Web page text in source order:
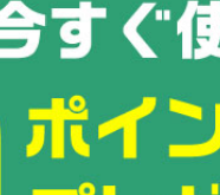
COOL FAN SPOT mini ひえ
ぴ～™
328,000円〜